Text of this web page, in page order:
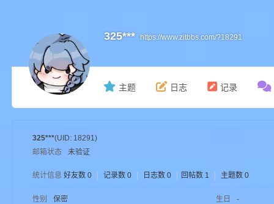
ne
325*** https://www.zitbbs.com/?18291
主题 日志 记录
325***(UID: 18291)
邮箱状态
未验证
统计信息 好友数 0 记录数 0 日志数 0 回帖数 1 主题数 0
性别 保密 生日 -